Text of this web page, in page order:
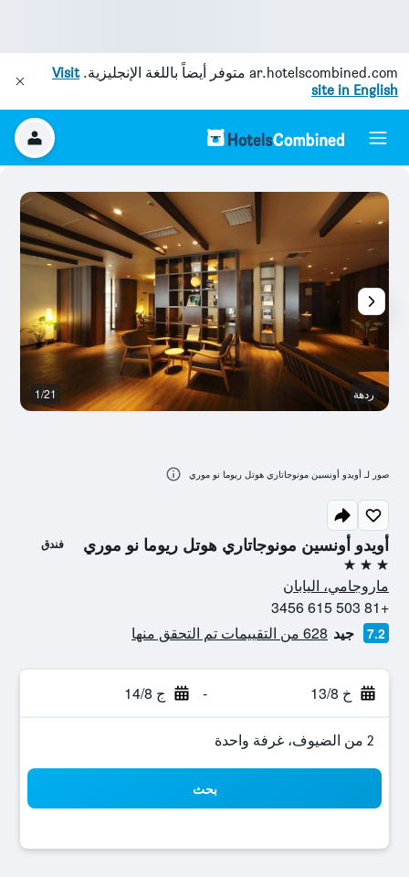
ar.hotelscombined.com متوفر أيضاً باللغة الإنجليزية.Visit
site in English
أويدو أونسين مونوجاتاري هوتل ريوما نو موري فندق
3 نجوم
ماروجامي، اليابان
+81 503 615 3456
7.2 جيد 628 من التقييمات تم التحقق منها
خ 13/8 - ج 14/8
2 من الضيوف، غرفة واحدة
بحث
ردهة 1/21
صور لـ أويدو أونسين مونوجاتاري هوتل ريوما نو موري